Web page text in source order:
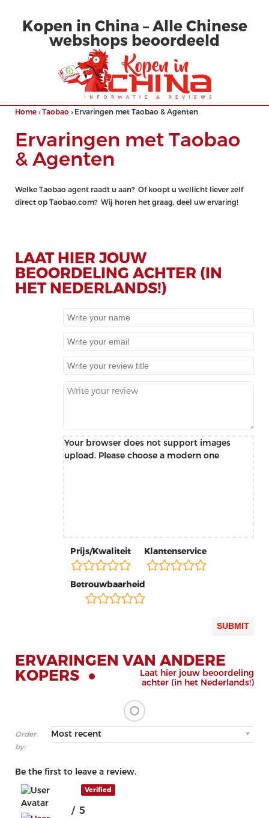
Kopen in China – Alle Chinese
webshops beoordeeld
Home ›Taobao › Ervaringen met Taobao & Agenten
Ervaringen met Taobao
& Agenten
Welke Taobao agent raadt u aan? Of koopt u wellicht liever zelf
direct op Taobao.com? Wij horen het graag, deel uw ervaring!
LAAT HIER JOUW
BEOORDELING ACHTER (IN
HET NEDERLANDS!)
Your browser does not support images
upload. Please choose a modern one
Prijs/Kwaliteit Klantenservice
Betrouwbaarheid
ERVARINGEN VAN ANDERE
KOPERS
Laat hier jouw beoordeling
achter (in het Nederlands!)
Order
by:
Be the first to leave a review.
Verified
/ 5